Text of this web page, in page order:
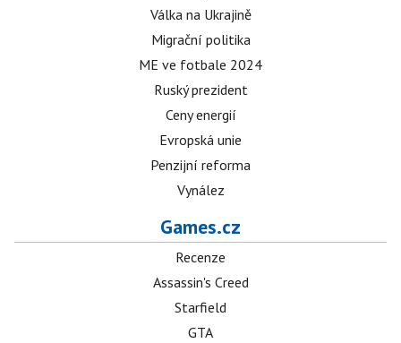
Válka na Ukrajině
Migrační politika
ME ve fotbale 2024
Ruský prezident
Ceny energií
Evropská unie
Penzijní reforma
Vynález
Games.cz
Recenze
Assassin's Creed
Starfield
GTA